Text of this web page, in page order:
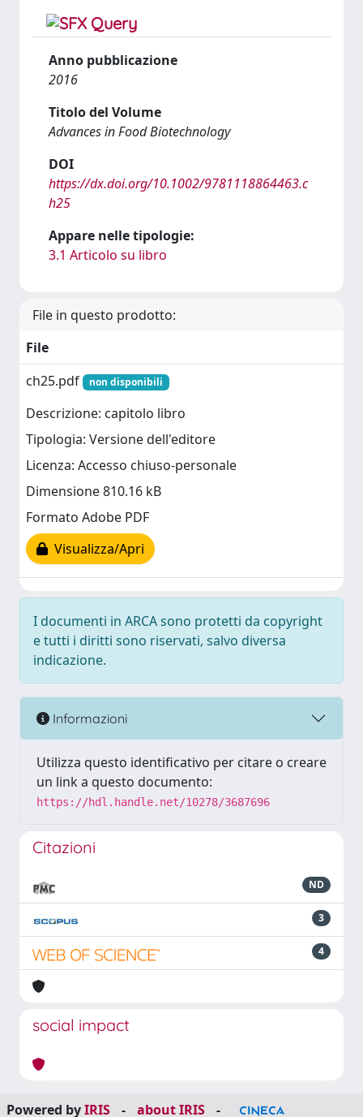
Anno pubblicazione
2016
Titolo del Volume
Advances in Food Biotechnology
DOI
https://dx.doi.org/10.1002/9781118864463.c
h25
Appare nelle tipologie:
3.1 Articolo su libro
File in questo prodotto:
File
ch25.pdf
non disponibili
Descrizione: capitolo libro
Tipologia: Versione dell'editore
Licenza: Accesso chiuso-personale
Dimensione 810.16 kB
Formato Adobe PDF
Visualizza/Apri
I documenti in ARCA sono protetti da copyright
e tutti i diritti sono riservati, salvo diversa
indicazione.
Informazioni
Utilizza questo identificativo per citare o creare
un link a questo documento:
https://hdl.handle.net/10278/3687696
Citazioni
ND
3
4
social impact
Powered byIRIS - about IRIS -